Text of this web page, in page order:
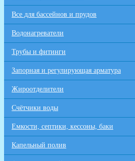
Все для бaссейнов и прудов
Водонагреватели
Трубы и фитинги
Запорная и регулирующая арматура
Жироотделители
Счётчики воды
Емкости, септики, кессоны, баки
Капельный полив